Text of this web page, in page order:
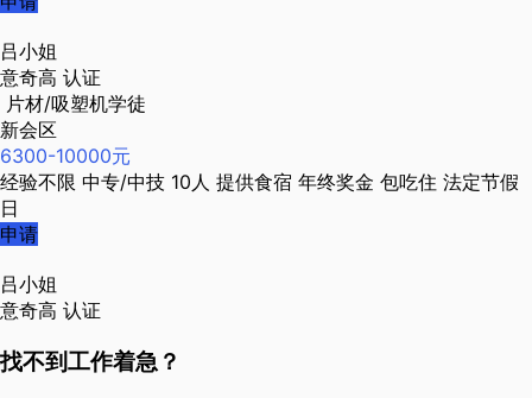
吕小姐
意奇高 认证
片材/吸塑机学徒
新会区
6300-10000元
经验不限 中专/中技 10人 提供食宿 年终奖金 包吃住 法定节假
日
申请
吕小姐
意奇高 认证
找不到工作着急？